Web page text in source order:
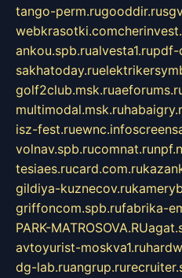
tango-perm.rugooddir.ru
webkrasotki.com
ankou.spb.rualvesta1.rupdf-
sakhatoday.ru
golf2club.msk.ru
multimodal.msk.ru
isz-fest.ruewnc.info
volnav.spb.rucomnat.ru
tesiaes.rucard.com.ru
gildiya-kuznecov.ru
griffoncom.spb.rufabrika-
PARK-MATROSOVA.RU
avtoyurist-moskva1.ru
dg-lab.ruangrup.ru